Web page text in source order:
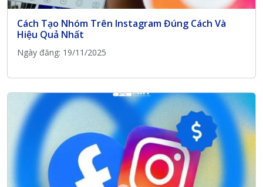
Cách Tạo Nhóm Trên Instagram Đúng Cách Và
Hiệu Quả Nhất
Ngày đăng: 19/11/2025